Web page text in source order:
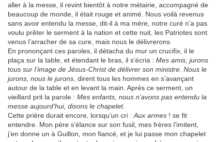
aller à la messe, il revint bientôt à notre métairie, accompagné de
beaucoup de monde, il était rouge et animé. Nous voilà revenus
sans avoir entendu la messe, dit-il à ma mère, notre curé n’a pas
voulu prêter le serment à la nation et cette nuit, les Patriotes sont
venus l’arracher de sa cure, mais nous le délivrerons.
En prononçant ces paroles , il détacha du mur un crucifix, il le
plaça sur la table, et étendant le bras, il s’écria : Mes amis, jurons
tous sur l’image de Jésus-Christ de délivrer son ministre Nous le
jurons, nous le jurons , dirent tous les hommes en s’avançant
autour de la table et en levant la main. Après ce serment, un
vieillard prit la parole : Mes enfants, nous n’avons pas entendu la
messe aujourd’hui, disons le chapelet.
Cette prière durait encore, lorsqu’un cri : Aux armes ! se fit
entendre. Mon père s’élance sur son fusil, mes frères l’imitent,
j’en donne un à Guillon, mon fiancé, et je lui passe mon chapelet